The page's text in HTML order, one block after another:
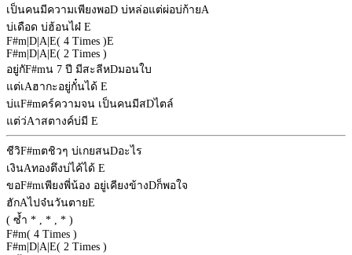
เป็นคนมีความเพียงพอD บ่หล่อแต่ผ่อบ่ก้ายA
บ่เดือด บ่ฮ้อนไผ๋ E
F#m D A E( 4 Times )E
F#m D A E( 2 Times )
อยู่กัF#mน 7 ปี มีสะลีหDมอนใบ
แต่เAฮากะอยู่กั๋นได้ E
บ่แF#mคร์ความจน เป็นคนมีสDไตล์
แต่ว่Aาสตางค์บ่มี E
ชีวิF#mตชิวๆ บ่เกยสนDอะไร
เงินAทองตึงบ่ไค้ได้ E
ขอF#mเพียงพี่น้อง อยู่เคียงข้างDก็พอใจ
ฮักAไปจ๋นวันตายE
( ซ้ำ * , * , * )
F#m( 4 Times )
F#m D A E( 2 Times )